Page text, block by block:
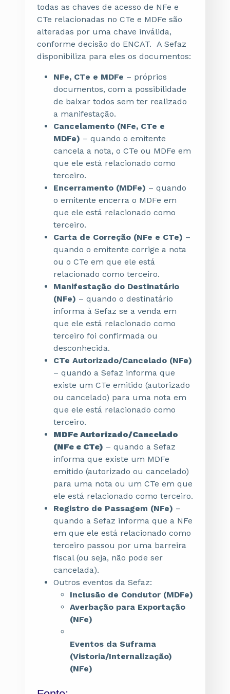
todas as chaves de acesso de NFe e
CTe relacionadas no CTe e MDFe são
alteradas por uma chave inválida,
conforme decisão do ENCAT. A Sefaz
disponibiliza para eles os documentos:
NFe, CTe e MDFe – próprios
documentos, com a possibilidade
de baixar todos sem ter realizado
a manifestação.
Cancelamento (NFe, CTe e
MDFe) – quando o emitente
cancela a nota, o CTe ou MDFe em
que ele está relacionado como
terceiro.
Encerramento (MDFe) – quando
o emitente encerra o MDFe em
que ele está relacionado como
terceiro.
Carta de Correção (NFe e CTe) –
quando o emitente corrige a nota
ou o CTe em que ele está
relacionado como terceiro.
Manifestação do Destinatário
(NFe) – quando o destinatário
informa à Sefaz se a venda em
que ele está relacionado como
terceiro foi confirmada ou
desconhecida.
CTe Autorizado/Cancelado (NFe)
– quando a Sefaz informa que
existe um CTe emitido (autorizado
ou cancelado) para uma nota em
que ele está relacionado como
terceiro.
MDFe Autorizado/Cancelado
(NFe e CTe) – quando a Sefaz
informa que existe um MDFe
emitido (autorizado ou cancelado)
para uma nota ou um CTe em que
ele está relacionado como terceiro.
Registro de Passagem (NFe) –
quando a Sefaz informa que a NFe
em que ele está relacionado como
terceiro passou por uma barreira
fiscal (ou seja, não pode ser
cancelada).
Outros eventos da Sefaz:
Inclusão de Condutor (MDFe)
Averbação para Exportação
(NFe)
Eventos da Suframa
(Vistoria/Internalização)
(NFe)